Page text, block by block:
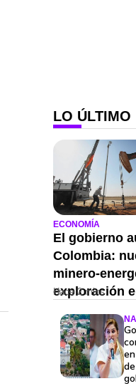
LO ÚLTIMO
ECONOMÍA
El gobierno
Colombia:
minero-
exploración
Hace 2 mins